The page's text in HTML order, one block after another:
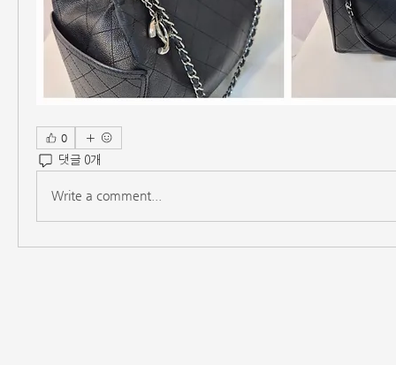
0
댓글 0개
Write a comment...